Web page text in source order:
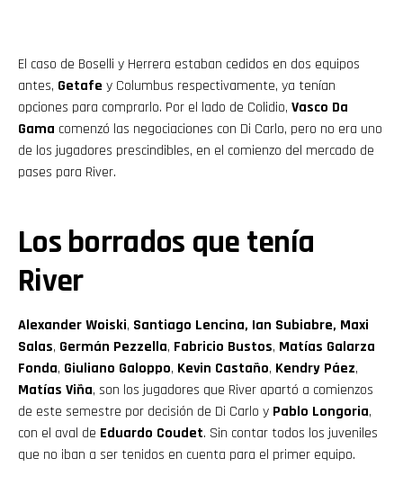
El caso de Boselli y Herrera estaban cedidos en dos equipos
antes, Getafe y Columbus respectivamente, ya tenían
opciones para comprarlo. Por el lado de Colidio, Vasco Da
Gama comenzó las negociaciones con Di Carlo, pero no era uno
de los jugadores prescindibles, en el comienzo del mercado de
pases para River.
Los borrados que tenía
River
Alexander Woiski, Santiago Lencina, Ian Subiabre, Maxi
Salas, Germán Pezzella, Fabricio Bustos, Matías Galarza
Fonda, Giuliano Galoppo, Kevin Castaño, Kendry Páez,
Matías Viña, son los jugadores que River apartó a comienzos
de este semestre por decisión de Di Carlo y Pablo Longoria,
con el aval de Eduardo Coudet. Sin contar todos los juveniles
que no iban a ser tenidos en cuenta para el primer equipo.